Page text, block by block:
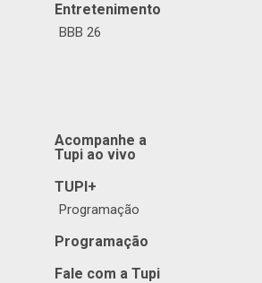
Entretenimento
BBB 26
Acompanhe a
Tupi ao vivo
TUPI+
Programação
Programação
Fale com a Tupi